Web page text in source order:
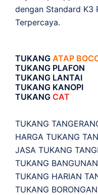
dengan Standard K3
Terpercaya.
TUKANG ATAP
TUKANG PLAFON
TUKANG LANTAI
TUKANG KANOPI
TUKANG CAT
TUKANG
HARGA TUKANG
JASA TUKANG
TUKANG
TUKANG HARIAN
TUKANG